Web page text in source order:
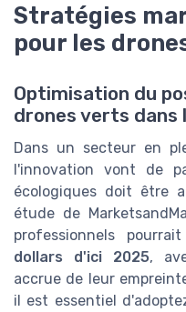
Stratégies
pour les
Optimisation du
drones verts dans
Dans un secteur en
l'innovation vont de
écologiques doit être
étude de
professionnels
dollars d'ici 2025,
accrue de leur
il est essentiel